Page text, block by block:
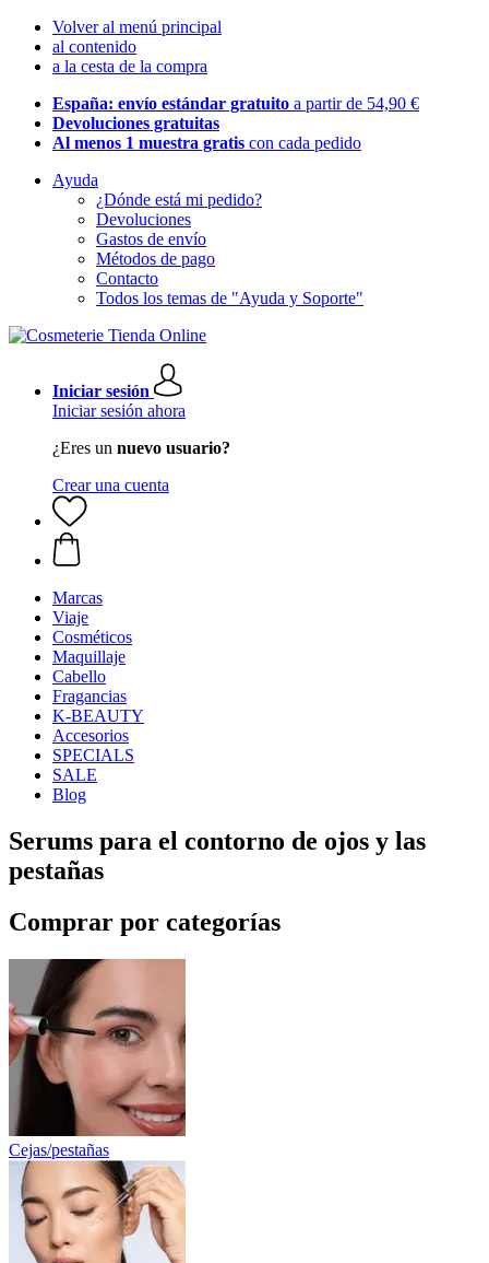
Volver al menú principal
al contenido
a la cesta de la compra
España: envío estándar gratuito a partir de 54,90 €
Devoluciones gratuitas
Al menos 1 muestra gratis con cada pedido
Ayuda
¿Dónde está mi pedido?
Devoluciones
Gastos de envío
Métodos de pago
Contacto
Todos los temas de "Ayuda y Soporte"
Iniciar sesión
Iniciar sesión ahora
¿Eres un nuevo usuario?
Crear una cuenta
Marcas
Viaje
Cosméticos
Maquillaje
Cabello
Fragancias
K-BEAUTY
Accesorios
SPECIALS
SALE
Blog
Serums para el contorno de ojos y las
pestañas
Comprar por categorías
Cejas/pestañas